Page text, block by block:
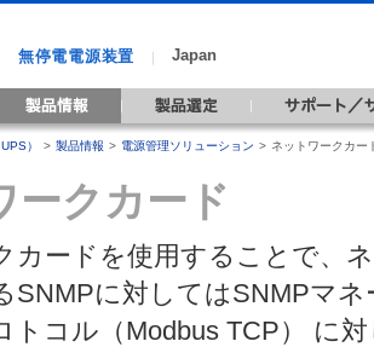
無停電電源装置 ｜ Japan
） > 製品情報 > 電源管理ソリューション > ネットワークカー
ークカード
カードを使用することで、
SNMPに対してはSNMPマ
トコル（Modbus TCP） に